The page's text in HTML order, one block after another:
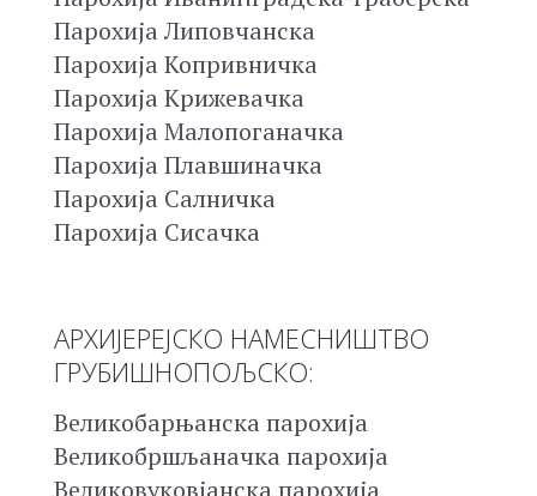
Парохија Липовчанска
Парохија Копривничка
Парохија Крижевачка
Парохија Малопоганачка
Парохија Плавшиначка
Парохија Салничка
Парохија Сисачка
АРХИЈЕРЕЈСКО НАМЕСНИШТВО
ГРУБИШНОПОЉСКО:
Великобарњанска парохија
Великобршљаначка парохија
Великовуковјанска парохија